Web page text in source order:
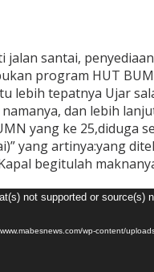
jalan santai,
program HUT
lebih tepatnya Ujar
dan lebih
yang ke 25,diduga
yang artinya:yang
begitulah
not supported or source(s)
wp-content/